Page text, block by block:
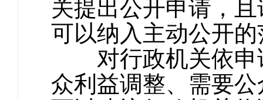
关提出公开申请，
可以纳入主动公开
对行政机关依申
众利益调整、需要